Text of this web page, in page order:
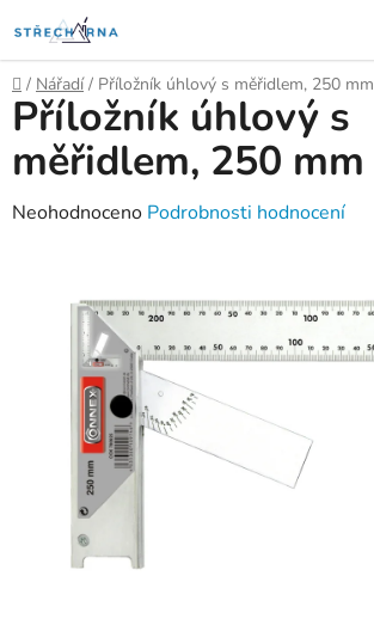
na
obsah
Domů
/ Nářadí / Příložník úhlový s měřidlem, 250 mm
Příložník úhlový s
měřidlem, 250 mm
Průměrné
hvězdiček.
Neohodnoceno Podrobnosti hodnocení